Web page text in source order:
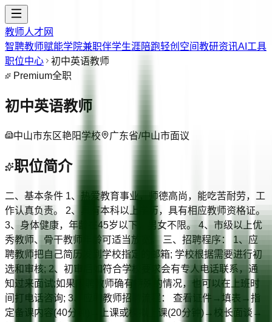
教师人才网
智聘教师赋能学院兼职伴学生涯陪跑轻创空间教研资讯AI工具
职位中心
初中英语教师
Premium全职
初中英语教师
中山市东区艳阳学校 广东省/中山市面议
职位简介
二、基本条件 1、热爱教育事业，师德高尚，能吃苦耐劳，工
作认真负责。 2、具有本科以上学历，具有相应教师资格证。
3、身体健康，年龄在45岁以下，男女不限。 4、市级以上优
秀教师、骨干教师年龄可适当放宽。 三、招聘程序： 1、应
聘教师把自己简历发到学校指定的邮箱; 学校根据需要进行初
选和审核; 2、初审后如符合学校要求会有专人电话联系，通
知过来面试;如果应聘教师确有特殊的情况，也可以在上班时
间打电话咨询; 3、应聘教师招聘流程： 查看证件→填表→指
定备课内容(40分钟)→上课或模拟上课(20分钟)→校长面谈→